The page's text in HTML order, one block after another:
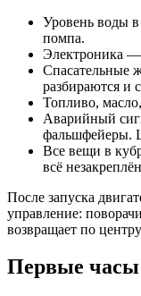
Уровень воды
помпа.
Электроника —
Спасательные
разбираются и
Топливо,
Аварийный
фальшфейеры.
Все вещи в
всё
После запуска
управление:
возвращает по
Первые